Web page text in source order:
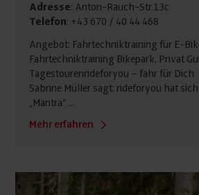
Adresse: Anton-Rauch-Str.13c
Telefon: +43 670 / 40 44 468
Angebot: Fahrtechniktraining für E-
Fahrtechniktraining Bikepark, Privat
Tagestourenrideforyou – fahr für Dich
Sabrine Müller sagt: rideforyou hat
„Mantra“ ...
Mehr erfahren